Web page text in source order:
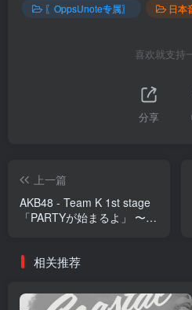
〖OppsUnote专属〗 日本
喜欢就支持
分享
上一篇
AKB48 - Team K 1st stage
「PARTYが始まるよ」 〜
【16bit／44.1kHz】日本区
相关推荐